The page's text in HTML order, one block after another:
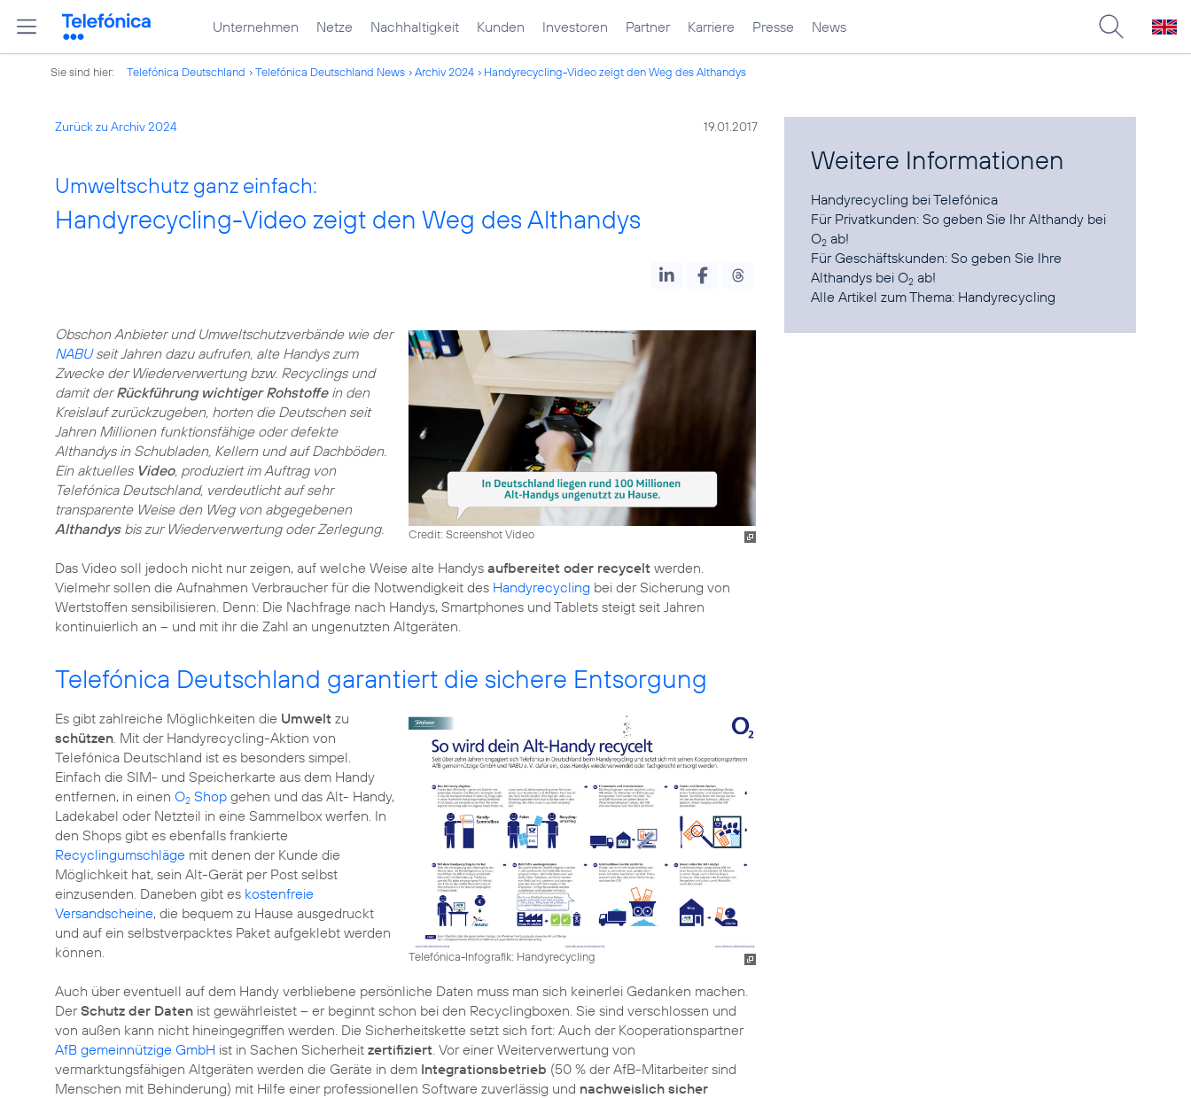
Unternehmen Netze Nachhaltigkeit Kunden Investoren Partner Karriere Presse News
Sie sind hier: Telefónica Deutschland Telefónica Deutschland News Archiv 2024 Handyrecycling-Video zeigt den Weg des Althandys
Zurück zu Archiv 2024 19.01.2017
Umweltschutz ganz einfach:
Handyrecycling-Video zeigt den Weg des Althandys
Credit: Screenshot Video
Obschon Anbieter und Umweltschutzverbände wie der
NABUseit Jahren dazu aufrufen, alte Handys zum
Zwecke der Wiederverwertung bzw. Recyclings und
damit derRückführung wichtiger Rohstoffein den
Kreislauf zurückzugeben, horten die Deutschen seit
Jahren Millionen funktionsfähige oder defekte
Althandys in Schubladen, Kellern und auf Dachböden.
Ein aktuelles Video, produziert im Auftrag von
Telefónica Deutschland, verdeutlicht auf sehr
transparente Weise den Weg von abgegebenen
Althandysbis zur Wiederverwertung oder Zerlegung.
Das Video soll jedoch nicht nur zeigen, auf welche Weise alte Handys aufbereitet oder recycelt werden.
Vielmehr sollen die Aufnahmen Verbraucher für die Notwendigkeit des Handyrecycling bei der Sicherung von
Wertstoffen sensibilisieren. Denn: Die Nachfrage nach Handys, Smartphones und Tablets steigt seit Jahren
kontinuierlich an – und mit ihr die Zahl an ungenutzten Altgeräten.
Telefónica Deutschland garantiert die sichere Entsorgung
Telefónica-Infografik: Handyrecycling
Es gibt zahlreiche Möglichkeiten die Umwelt zu
schützen. Mit der Handyrecycling-Aktion von
Telefónica Deutschland ist es besonders simpel.
Einfach die SIM- und Speicherkarte aus dem Handy
entfernen, in einen O2 Shop gehen und das Alt- Handy,
Ladekabel oder Netzteil in eine Sammelbox werfen. In
den Shops gibt es ebenfalls frankierte
Recyclingumschläge mit denen der Kunde die
Möglichkeit hat, sein Alt-Gerät per Post selbst
einzusenden. Daneben gibt es kostenfreie
Versandscheine, die bequem zu Hause ausgedruckt
und auf ein selbstverpacktes Paket aufgeklebt werden
können.
Auch über eventuell auf dem Handy verbliebene persönliche Daten muss man sich keinerlei Gedanken machen.
DerSchutz der Daten ist gewährleistet – er beginnt schon bei den Recyclingboxen. Sie sind verschlossen und
von außen kann nicht hineingegriffen werden. Die Sicherheitskette setzt sich fort: Auch der Kooperationspartner
AfB gemeinnützige GmbH ist in Sachen Sicherheit zertifiziert. Vor einer Weiterverwertung von
vermarktungsfähigen Altgeräten werden die Geräte in dem Integrationsbetrieb (50 % der AfB-Mitarbeiter sind
Menschen mit Behinderung) mit Hilfe einer professionellen Software zuverlässig und nachweislich sicher
Weitere Informationen
Handyrecycling bei Telefónica
Für Privatkunden:So geben Sie Ihr Althandy bei
O2 ab!
Für Geschäftskunden:So geben Sie Ihre
Althandys bei O2 ab!
Alle Artikel zum Thema: Handyrecycling